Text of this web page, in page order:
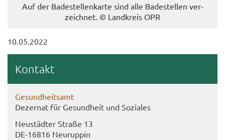
Auf der Ba­de­stel­len­kar­te sind alle Ba­de­stel­len ver­
zeich­net. © Land­kreis OPR
10.05.2022
Kon­takt
Ge­sund­heits­amt
De­zer­nat für Ge­sund­heit und So­zia­les
Neu­städ­ter Stra­ße 13
DE-​16816 Neu­rup­pin